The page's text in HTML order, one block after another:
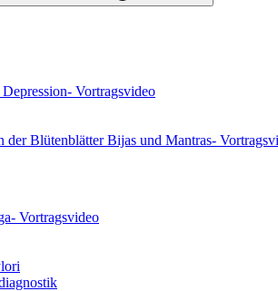
Vortragsvideo
Blütenblätter Bijas und Mantras-
Vortragsvideo